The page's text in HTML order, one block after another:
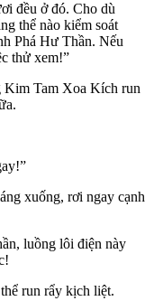
đều ở đó. Cho dù
thể nào kiểm soát
Phá Hư Thần. Nếu
thử xem!”
Kim Tam Xoa Kích run
xuống, rơi ngay cạnh
luồng lôi điện này
run rẩy kịch liệt.